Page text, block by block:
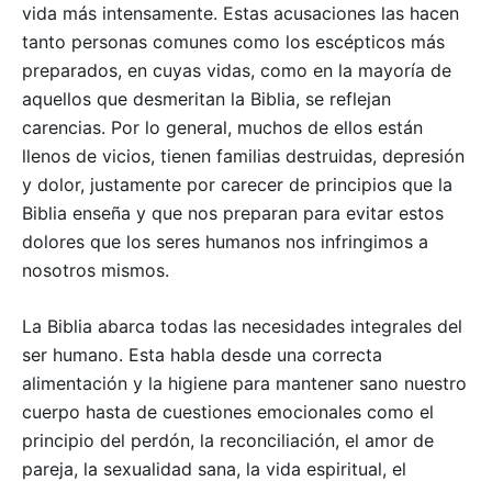
vida más intensamente. Estas acusaciones las hacen
tanto personas comunes como los escépticos más
preparados, en cuyas vidas, como en la mayoría de
aquellos que desmeritan la Biblia, se reflejan
carencias. Por lo general, muchos de ellos están
llenos de vicios, tienen familias destruidas, depresión
y dolor, justamente por carecer de principios que la
Biblia enseña y que nos preparan para evitar estos
dolores que los seres humanos nos infringimos a
nosotros mismos.
La Biblia abarca todas las necesidades integrales del
ser humano. Esta habla desde una correcta
alimentación y la higiene para mantener sano nuestro
cuerpo hasta de cuestiones emocionales como el
principio del perdón, la reconciliación, el amor de
pareja, la sexualidad sana, la vida espiritual, el